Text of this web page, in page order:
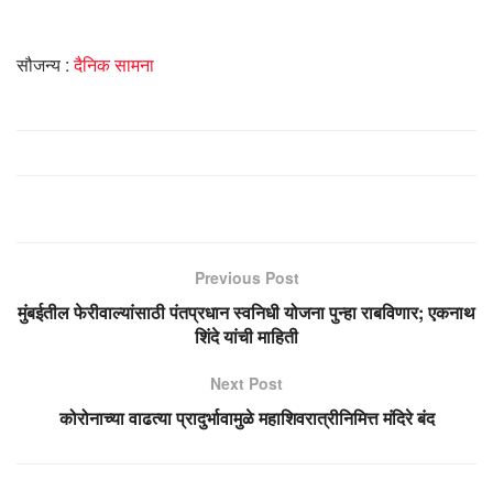
सौजन्य :दैनिक सामना
Previous Post
मुंबईतील फेरीवाल्यांसाठी पंतप्रधान स्वनिधी योजना पुन्हा राबविणार; एकनाथ
शिंदे यांची माहिती
Next Post
कोरोनाच्या वाढत्या प्रादुर्भावामुळे महाशिवरात्रीनिमित्त मंदिरे बंद